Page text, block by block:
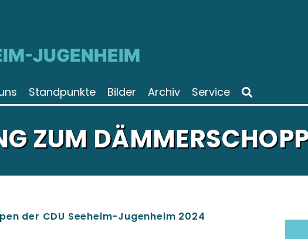
JUGENHEIM
Standpunkte Bilder Archiv Service
ZUM
der CDU Seeheim-Jugenheim 2024